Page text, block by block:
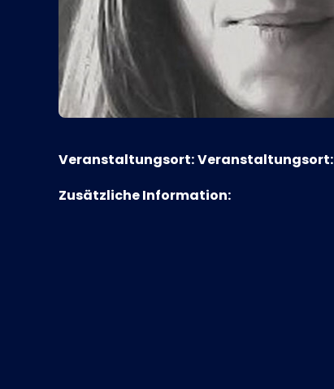
Veranstaltungsort:Veranstaltungsort:
Zusätzliche Information: